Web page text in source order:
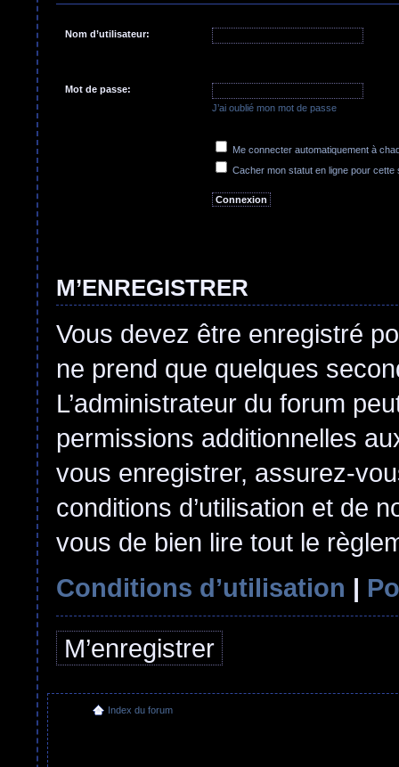
Nom d’utilisateur:
Mot de passe:
J’ai oublié mon mot de passe
Me connecter automatiquement à
Cacher mon statut en ligne pour cette
M’ENREGISTRER
Vous devez être enregistré
ne prend que quelques
L’administrateur du forum
permissions additionnelles
vous enregistrer, assurez-
conditions d’utilisation et de
vous de bien lire tout le
Conditions d’utilisation |
M’enregistrer
Index du forum